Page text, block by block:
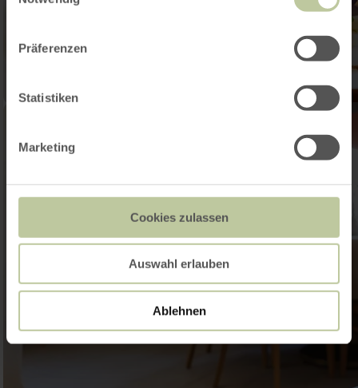
Präferenzen
Statistiken
Marketing
Cookies zulassen
Auswahl erlauben
Ablehnen